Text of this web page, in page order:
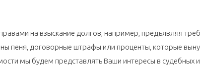
на взыскание долгов, например, предъявляя
пеня, договорные штрафы или проценты, которые
мы будем представлять Ваши интересы в судебных